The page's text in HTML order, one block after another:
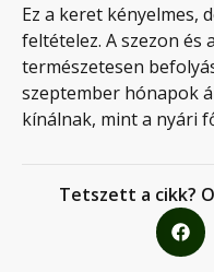
Ez a keret kényelmes,
feltételez. A szezon és
természetesen
szeptember hónapok
kínálnak, mint a nyári
Tetszett a cikk?